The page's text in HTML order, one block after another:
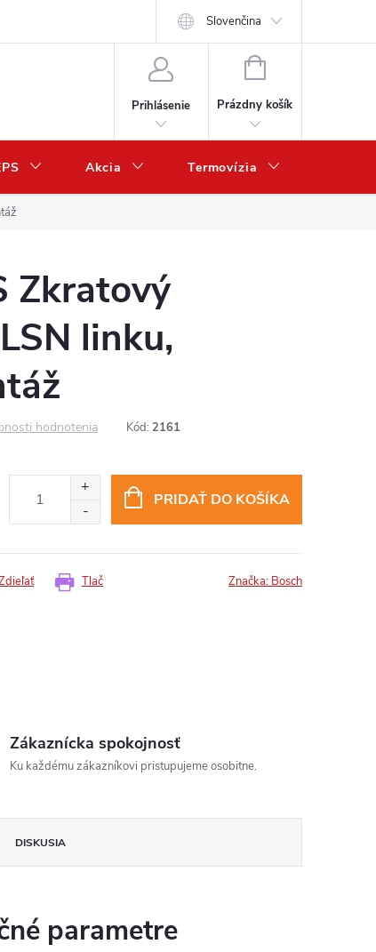
Slovenčina
Prihlásenie
NÁKUPNÝ
Prázdny košík
Akcia Termovízia
Zkratový
linku,
hodnotenia Kód: 2161
PRIDAŤ DO KOŠÍKA
Tlač Značka: Bosch
Zákaznícka spokojnosť
Ku každému zákazníkovi pristupujeme osobitne.
DISKUSIA
parametre